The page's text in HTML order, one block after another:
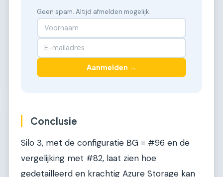
Geen spam. Altijd afmelden mogelijk.
Aanmelden →
Conclusie
Silo 3, met de configuratie BG = #96 en de
vergelijking met #82, laat zien hoe
gedetailleerd en krachtig Azure Storage kan